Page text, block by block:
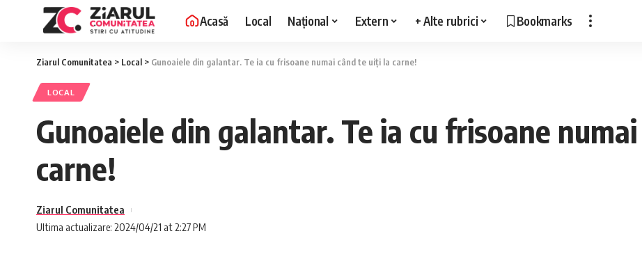
Acasă Local Național Extern + Alte rubrici Bookmarks
Ziarul Comunitatea > Local > Gunoaiele din galantar. Te ia cu frisoane numai când te uiți la carne!
LOCAL
Gunoaiele din galantar. Te ia cu frisoane
carne!
Ultima actualizare: 2024/04/21 at 2:27 PM
Ziarul Comunitatea